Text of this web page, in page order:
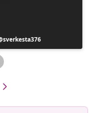
Postagem
publicada
por
sverkesta376